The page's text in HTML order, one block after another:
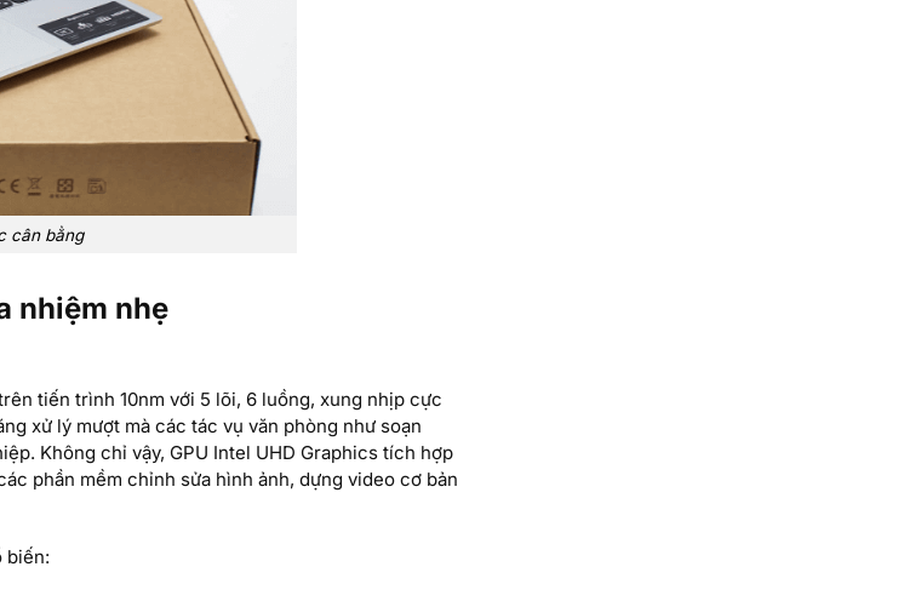
cân bằng
nhiệm nhẹ
tiến trình 10nm với 5 lõi, 6 luồng, xung nhịp cực
xử lý mượt mà các tác vụ văn phòng như soạn
Không chỉ vậy, GPU Intel UHD Graphics tích hợp
phần mềm chỉnh sửa hình ảnh, dựng video cơ bản
biến: